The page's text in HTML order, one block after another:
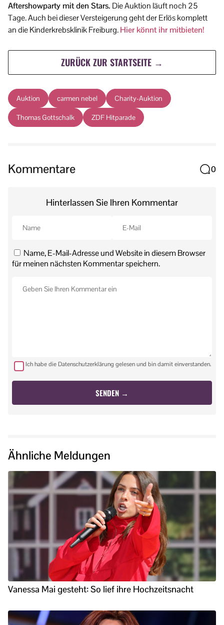
Aftershowparty mit den Stars. Die Auktion läuft noch 25
Tage. Auch bei dieser Versteigerung geht der Erlös komplett
an die Kinderkrebsklinik Freiburg.Hier könnt ihr mitbieten!
ZURÜCK ZUR STARTSEITE →
Auktion carmen nebel Charity-Auktion
Thomas Gottschalk ZDF Hitparade
Kommentare 0
Hinterlassen Sie Ihren Kommentar
Name, E-Mail-Adresse und Website in diesem Browser
für meinen nächsten Kommentar speichern.
Ich habe die Datenschutzerklärung gelesen und bin damit einverstanden.
Ähnliche Meldungen
Vanessa Mai gesteht: So lief ihre Hochzeitsnacht